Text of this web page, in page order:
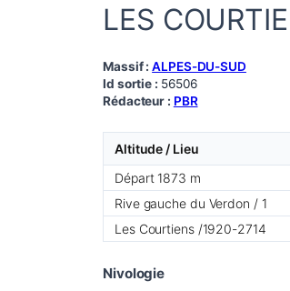
LES
Massif :ALPES-DU-SUD
Id sortie : 56506
Rédacteur : PBR
Altitude / Lieu
Départ 1873 m
Rive gauche du Verdon / 1
Les Courtiens /1920-2714
Nivologie